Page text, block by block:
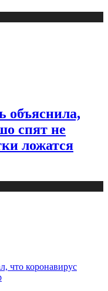
объяснила,
спят не
ложатся
что коронавирус